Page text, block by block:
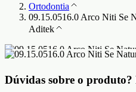
Ortodontia
09.15.0516.0 Arco Niti Se
Aditek
Dúvidas sobre o produto?